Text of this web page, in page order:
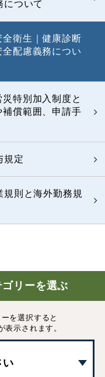
について
全衛生｜健康診断
配慮義務につい
特別加入制度と
補償範囲、申請手
規定
規則と海外勤務規
リーを選ぶ
を選択すると
表示されます。